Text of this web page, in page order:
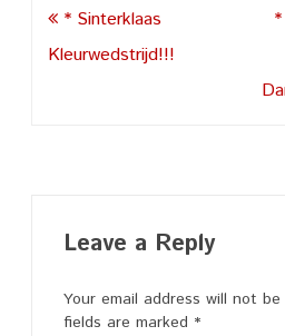
Post
navigation
* Sinterklaas
Kleurwedstrijd!!!
Leave a Reply
Your email address will not be
fields are marked *